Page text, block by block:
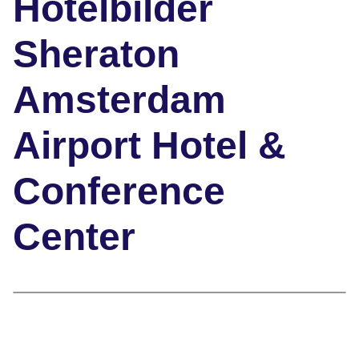
Sheraton
Amsterdam
Airport Hotel &
Conference
Center